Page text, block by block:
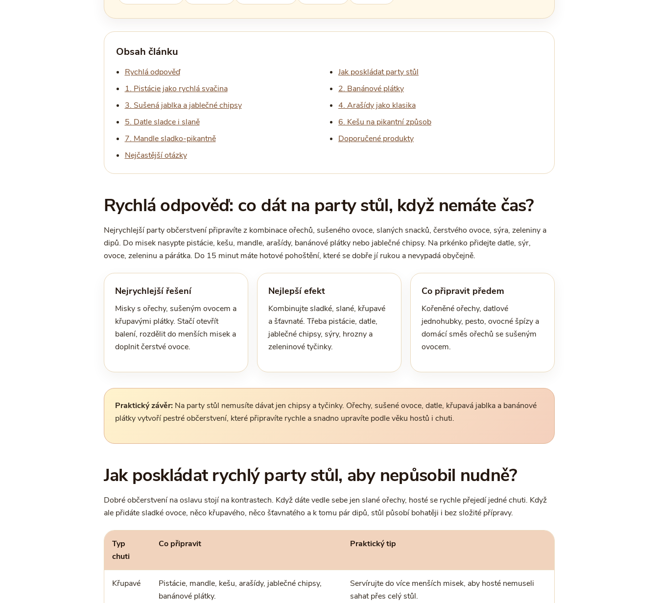
Obsah článku
Rychlá odpověď
Jak poskládat party stůl
1. Pistácie jako rychlá svačina
2. Banánové plátky
3. Sušená jablka a jablečné chipsy
4. Arašídy jako klasika
5. Datle sladce i slaně
6. Kešu na pikantní způsob
7. Mandle sladko-pikantně
Doporučené produkty
Nejčastější otázky
Rychlá odpověď: co dát na party stůl, když nemáte čas?
Nejrychlejší party občerstvení připravíte z kombinace ořechů, sušeného ovoce, slaných snacků, čerstvého ovoce, sýra, zeleniny a
dipů. Do misek nasypte pistácie, kešu, mandle, arašídy, banánové plátky nebo jablečné chipsy. Na prkénko přidejte datle, sýr,
ovoce, zeleninu a párátka. Do 15 minut máte hotové pohoštění, které se dobře jí rukou a nevypadá obyčejně.
Nejrychlejší řešení
Misky s ořechy, sušeným ovocem a
křupavými plátky. Stačí otevřít
balení, rozdělit do menších misek a
doplnit čerstvé ovoce.
Nejlepší efekt
Kombinujte sladké, slané, křupavé
a šťavnaté. Třeba pistácie, datle,
jablečné chipsy, sýry, hrozny a
zeleninové tyčinky.
Co připravit předem
Kořeněné ořechy, datlové
jednohubky, pesto, ovocné špízy a
domácí směs ořechů se sušeným
ovocem.
Praktický závěr:Na party stůl nemusíte dávat jen chipsy a tyčinky. Ořechy, sušené ovoce, datle, křupavá jablka a banánové
plátky vytvoří pestré občerstvení, které připravíte rychle a snadno upravíte podle věku hostů i chuti.
Jak poskládat rychlý party stůl, aby nepůsobil nudně?
Dobré občerstvení na oslavu stojí na kontrastech. Když dáte vedle sebe jen slané ořechy, hosté se rychle přejedí jedné chuti. Když
ale přidáte sladké ovoce, něco křupavého, něco šťavnatého a k tomu pár dipů, stůl působí bohatěji i bez složité přípravy.
Typ
chuti
Co připravit Praktický tip
Křupavé
Pistácie, mandle, kešu, arašídy, jablečné chipsy,
banánové plátky.
Servírujte do více menších misek, aby hosté nemuseli
sahat přes celý stůl.